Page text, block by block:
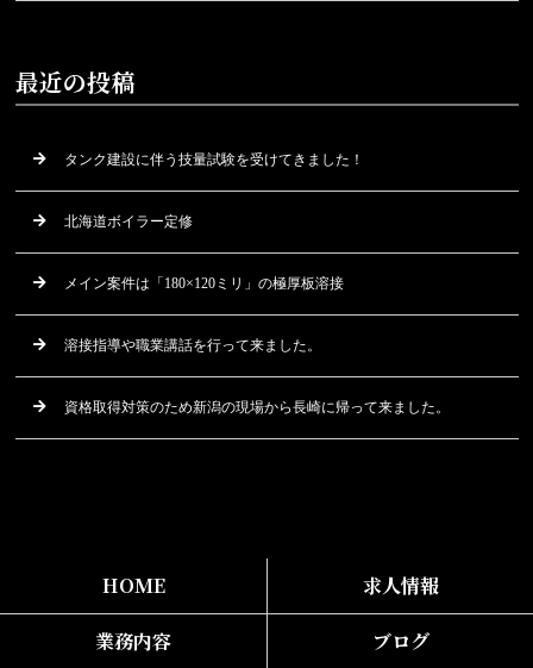
最近の投稿
タンク建設に伴う技量試験を受けてきました！
北海道ボイラー定修
メイン案件は「180×120ミリ」の極厚板溶接
溶接指導や職業講話を行って来ました。
資格取得対策のため新潟の現場から長崎に帰って来ました。
HOME 求人情報
業務内容 ブログ